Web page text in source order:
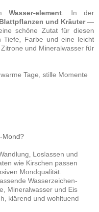
Wasser-element . In der
Blattpflanzen und Kräuter—
schöne Zutat für diesen
Tiefe, Farbe und eine leicht
und Mineralwasser für
Tage, stille Momente
Mond?
Loslassen und
wie Kirschen passen
Mondqualität.
Wasserzeichen-
Mineralwasser und Eis
klärend und wohltuend